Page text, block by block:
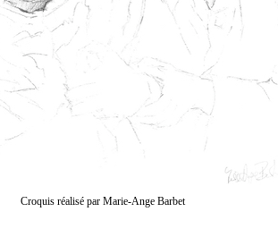
Croquis réalisé par Marie-Ange Barbet